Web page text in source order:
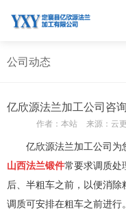
公司动态
作者： 本站 来源： 云
亿欣源法兰加工公司为
山西法兰锻件常要求调质处
后、半粗车之前，以便消除
调质可安排在粗车之前进